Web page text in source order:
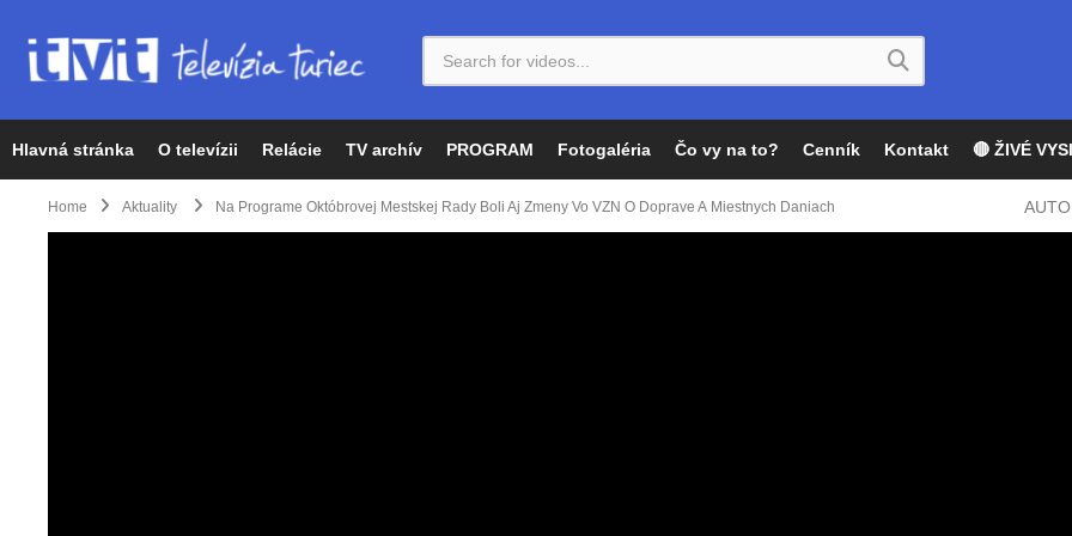
Hlavná stránka O televízii Relácie TV archív PROGRAM Fotogaléria Čo vy na to? Cenník Kontakt 🔴 ŽIVÉ
Home Aktuality Na Programe Októbrovej Mestskej Rady Boli Aj Zmeny Vo VZN O Doprave A Miestnych Daniach